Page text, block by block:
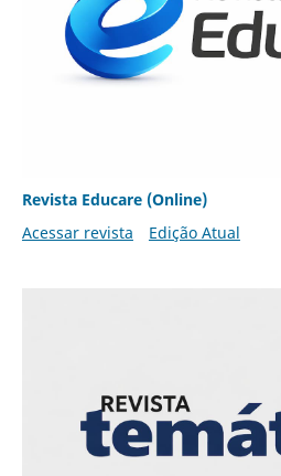
Revista Educare (Online)
Acessar revista
Edição Atual